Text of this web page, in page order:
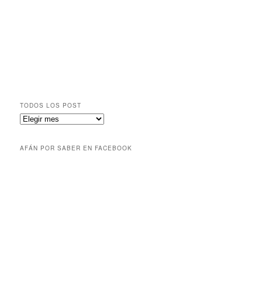
TODOS LOS POST
AFÁN POR SABER EN FACEBOOK